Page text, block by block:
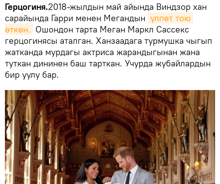
Герцогиня.2018-жылдын май айында Виндзор хан
сарайында Гарри менен Мегандын үлпөт тою
өткөн. Ошондон тарта Меган Маркл Сассекс
герцогинясы аталган. Ханзаадага турмушка чыгып
жатканда мурдагы актриса жарандыгынан жана
туткан дининен баш тарткан. Учурда жубайлардын
бир уулу бар.